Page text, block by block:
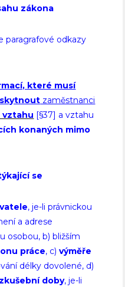
zákona
paragrafové odkazy
které musí
zaměstnanci
vztahu [§37] a vztahu
konaných mimo
se
, je-li právnickou
a adrese
osobou, b) bližším
práce, c) výměře
délky dovolené, d)
doby, je-li